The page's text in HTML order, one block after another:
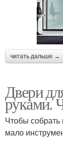
читать дальше →
Двери
руками.
Чтобы собрать
мало